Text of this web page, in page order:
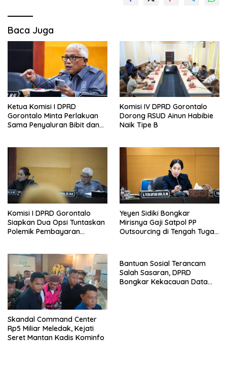
Baca Juga
Ketua Komisi I DPRD
Gorontalo Minta Perlakuan
Sama Penyaluran Bibit dan
Komisi IV DPRD Gorontalo
Dorong RSUD Ainun Habibie
Naik Tipe B
Komisi I DPRD Gorontalo
Siapkan Dua Opsi Tuntaskan
Polemik Pembayaran
Yeyen Sidiki Bongkar
Mirisnya Gaji Satpol PP
Outsourcing di Tengah Tugas
Skandal Command Center
Rp5 Miliar Meledak, Kejati
Seret Mantan Kadis Kominfo
Bantuan Sosial Terancam
Salah Sasaran, DPRD
Bongkar Kekacauan Data